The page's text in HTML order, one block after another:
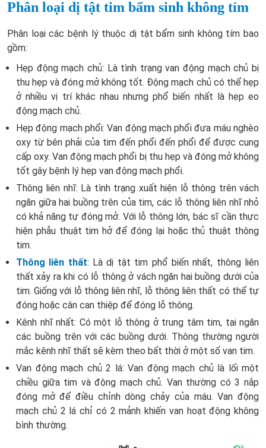
Phân loại dị tật tim bẩm sinh không tím
Phân loại các bệnh lý thuộc dị tật bẩm sinh không tím bao
gồm:
Hẹp động mạch chủ: Là tình trạng van động mạch chủ bị
thu hẹp và đóng mở không tốt. Động mạch chủ có thể hẹp
ở nhiều vị trí khác nhau nhưng phổ biến nhất là hẹp eo
động mạch chủ.
Hẹp động mạch phổi: Van động mạch phổi đưa máu nghèo
oxy từ bên phải của tim đến phổi đến phổi để được cung
cấp oxy. Van động mạch phổi bị thu hẹp và đóng mở không
tốt gây bệnh lý hẹp van động mạch phổi.
Thông liên nhĩ: Là tình trạng xuất hiện lỗ thông trên vách
ngăn giữa hai buồng trên của tim, các lỗ thông liên nhĩ nhỏ
có khả năng tự đóng mở. Với lỗ thông lớn, bác sĩ cần thực
hiện phẫu thuật tim hở để đóng lại hoặc thủ thuật thông
tim.
Thông liên thất: Là dị tật tim phổ biến nhất, thông liên
thất xảy ra khi có lỗ thông ở vách ngăn hai buồng dưới của
tim. Giống với lỗ thông liên nhĩ, lỗ thông liên thất có thể tự
đóng hoặc cân can thiệp để đóng lỗ thông.
Kênh nhĩ nhất: Có một lỗ thông ở trung tâm tim, tại ngăn
các buồng trên với các buồng dưới. Thông thường người
mắc kênh nhĩ thất sẽ kèm theo bất thời ở một số van tim.
Van động mạch chủ 2 lá: Van động mạch chủ là lối một
chiều giữa tim và động mạch chủ. Van thường có 3 nắp
đóng mở để điều chỉnh dòng chảy của máu. Van động
mạch chủ 2 lá chỉ có 2 mảnh khiến van hoạt động không
bình thường.